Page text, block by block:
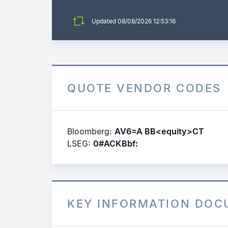
Updated 08/08/2026 12:53:16
QUOTE VENDOR CODES
Bloomberg: AV6=A BB<equity>CT
LSEG: 0#ACKBbf:
KEY INFORMATION